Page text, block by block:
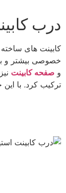
درب
کابینت های
خصوصی بیشتر و
و صفحه کابینت
ترکیب کرد. با